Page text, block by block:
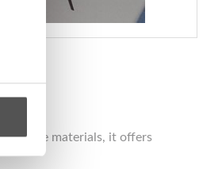
materials, it offers